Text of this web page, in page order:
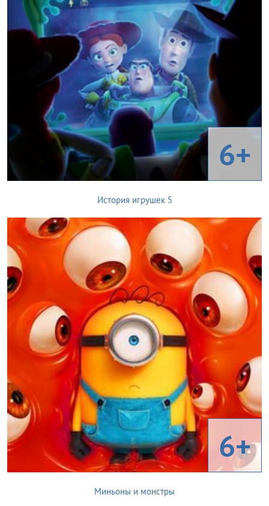
6+
История игрушек 5
6+
Миньоны и монстры